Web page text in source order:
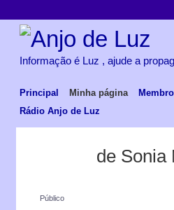
Informação é Luz , ajude a
Principal Minha página
Rádio Anjo de Luz
Público
de Sonia